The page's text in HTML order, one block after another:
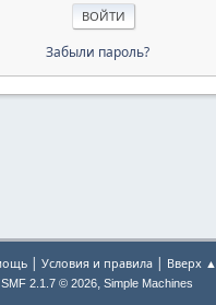
Забыли пароль?
| Условия и правила | Вверх ▲
SMF 2.1.7 © 2026, Simple Machines